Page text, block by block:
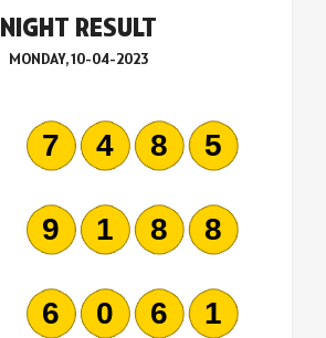
NIGHT RESULT
MONDAY, 10-04-2023
7485
9188
6061